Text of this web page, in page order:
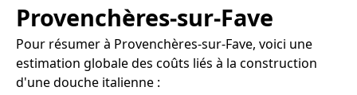
Provenchères-sur-Fave
Pour résumer à Provenchères-sur-Fave, voici une
estimation globale des coûts liés à la construction
d'une douche italienne :